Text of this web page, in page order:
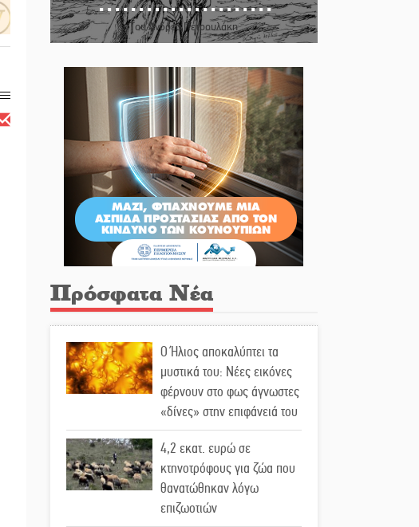
Του Ανδρέα Πετρουλάκη
Πρόσφατα Νέα
Ο Ήλιος αποκαλύπτει τα
μυστικά του: Νέες εικόνες
φέρνουν στο φως άγνωστες
«δίνες» στην επιφάνειά του
4,2 εκατ. ευρώ σε
κτηνοτρόφους για ζώα που
θανατώθηκαν λόγω
επιζωοτιών